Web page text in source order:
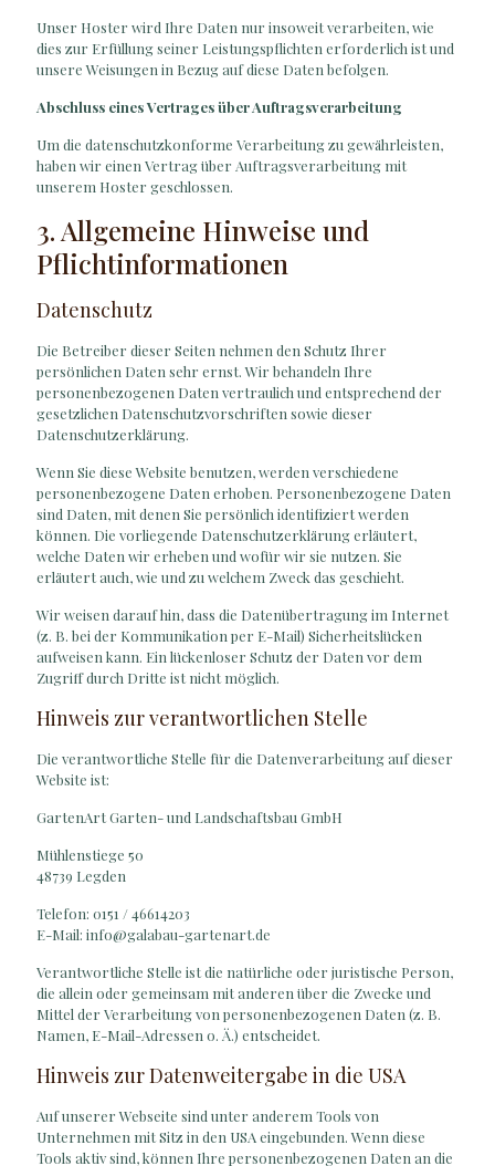
Unser Hoster wird Ihre Daten nur insoweit verarbeiten, wie
dies zur Erfüllung seiner Leistungspflichten erforderlich ist und
unsere Weisungen in Bezug auf diese Daten befolgen.
Abschluss eines Vertrages über Auftragsverarbeitung
Um die datenschutzkonforme Verarbeitung zu gewährleisten,
haben wir einen Vertrag über Auftragsverarbeitung mit
unserem Hoster geschlossen.
3. Allgemeine Hinweise und
Pflicht­informationen
Datenschutz
Die Betreiber dieser Seiten nehmen den Schutz Ihrer
persönlichen Daten sehr ernst. Wir behandeln Ihre
personenbezogenen Daten vertraulich und entsprechend der
gesetzlichen Datenschutzvorschriften sowie dieser
Datenschutzerklärung.
Wenn Sie diese Website benutzen, werden verschiedene
personenbezogene Daten erhoben. Personenbezogene Daten
sind Daten, mit denen Sie persönlich identifiziert werden
können. Die vorliegende Datenschutzerklärung erläutert,
welche Daten wir erheben und wofür wir sie nutzen. Sie
erläutert auch, wie und zu welchem Zweck das geschieht.
Wir weisen darauf hin, dass die Datenübertragung im Internet
(z. B. bei der Kommunikation per E-Mail) Sicherheitslücken
aufweisen kann. Ein lückenloser Schutz der Daten vor dem
Zugriff durch Dritte ist nicht möglich.
Hinweis zur verantwortlichen Stelle
Die verantwortliche Stelle für die Datenverarbeitung auf dieser
Website ist:
GartenArt Garten- und Landschaftsbau GmbH
Mühlenstiege 50
48739 Legden
Telefon: 0151 / 46614203
E-Mail: info@galabau-gartenart.de
Verantwortliche Stelle ist die natürliche oder juristische Person,
die allein oder gemeinsam mit anderen über die Zwecke und
Mittel der Verarbeitung von personenbezogenen Daten (z. B.
Namen, E-Mail-Adressen o. Ä.) entscheidet.
Hinweis zur Datenweitergabe in die USA
Auf unserer Webseite sind unter anderem Tools von
Unternehmen mit Sitz in den USA eingebunden. Wenn diese
Tools aktiv sind, können Ihre personenbezogenen Daten an die